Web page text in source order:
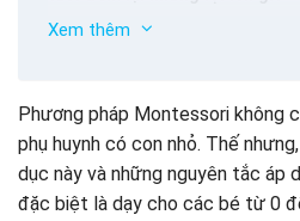
Lợi ích 1: Giúp bé hấp thu kiến
Lợi ích 4: Phát triển ngôn ngữ
Lợi ích 5: Tăng cường khả năng
Lợi ích 6: Tăng cường nhận
Lợi ích 7: Nâng cao kỹ năng xã
Những nguyên tắc khi áp dụng
Xem thêm
Phương pháp Montessori không
phụ huynh có con nhỏ. Thế
dục này và những nguyên tắc áp
đặc biệt là dạy cho các bé từ 0